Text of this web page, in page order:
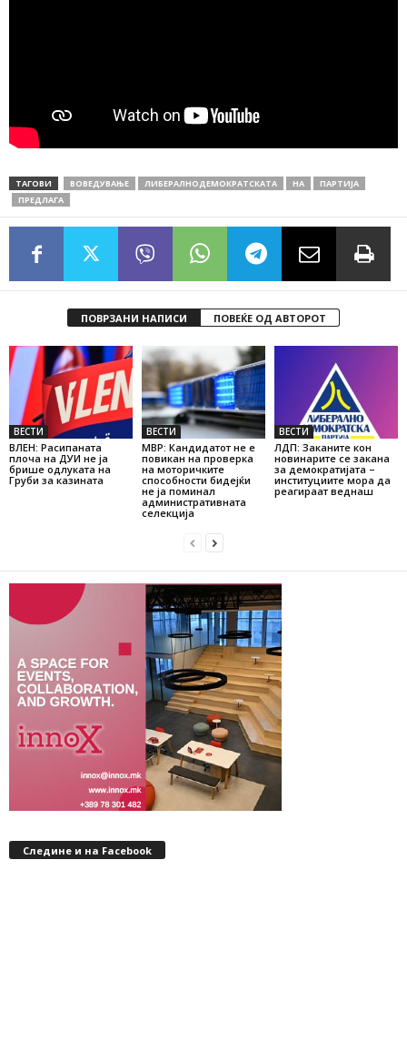
ТАГОВИ ВОВЕДУВАЊЕ ЛИБЕРАЛНОДЕМОКРАТСКАТА НА
ПАРТИЈА
ПРЕДЛАГА
ПОВРЗАНИ НАПИСИ ПОВЕЌЕ ОД АВТОРОТ
ВЕСТИ
ВЛЕН: Расипаната
плоча на ДУИ не ја
брише одлуката на
Груби за казината
ВЕСТИ
МВР: Кандидатот не е
повикан на проверка
на моторичките
способности бидејќи
не ја поминал
административната
селекција
ВЕСТИ
ЛДП: Заканите кон
новинарите се закана
за демократијата –
институциите мора да
реагираат веднаш
Следине и на Facebook